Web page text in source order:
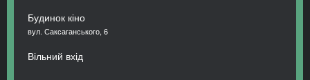
Будинок кіно
вул. Саксаганського, 6
Вільний вхід